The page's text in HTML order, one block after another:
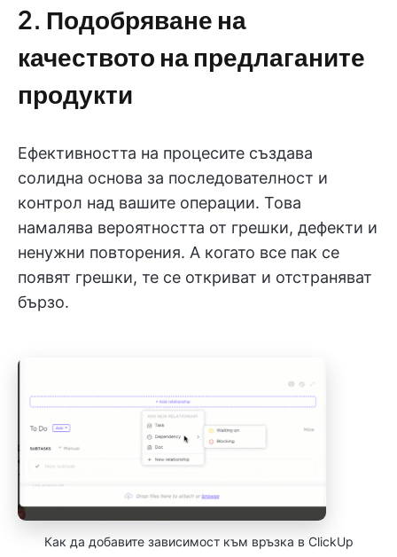
2. Подобряване на
качеството на предлаганите
продукти
Ефективността на процесите създава
солидна основа за последователност и
контрол над вашите операции. Това
намалява вероятността от грешки, дефекти и
ненужни повторения. А когато все пак се
появят грешки, те се откриват и отстраняват
бързо.
Как да добавите зависимост към връзка в ClickUp